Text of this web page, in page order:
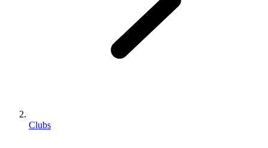
Clubs